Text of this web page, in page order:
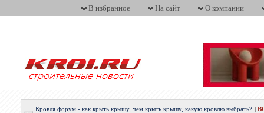
В избранное На сайт О компании
Кровля форум - как крыть крышу, чем крыть крышу, какую кровлю выбрать?